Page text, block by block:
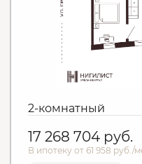
2-комнатный
17 268 704 руб.
В ипотеку от 61 958 руб./